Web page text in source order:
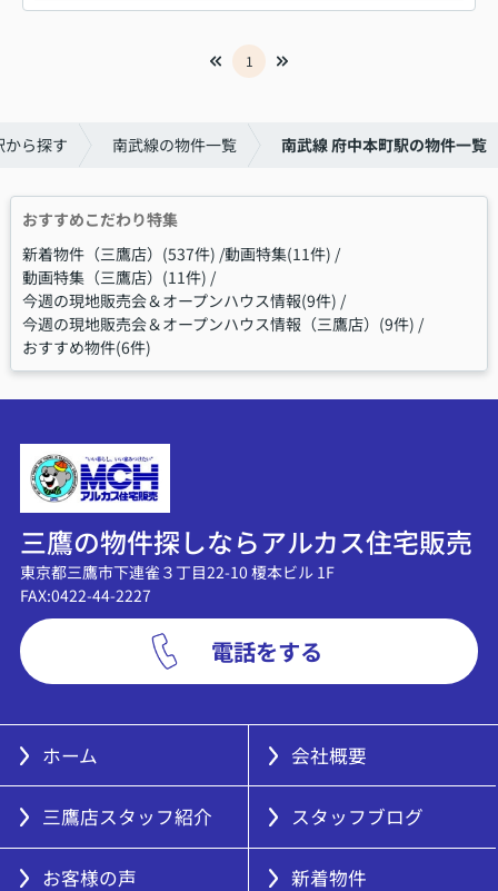
1
から探す 南武線の物件一覧 南武線 府中本町駅の物件一覧
おすすめこだわり特集
新着物件（三鷹店）(537件) 動画特集(11件)
動画特集（三鷹店）(11件)
今週の現地販売会＆オープンハウス情報(9件)
今週の現地販売会＆オープンハウス情報（三鷹店）(9件)
おすすめ物件(6件)
三鷹の物件探しならアルカス住宅販売
東京都三鷹市下連雀３丁目22-10 榎本ビル 1F
FAX:0422-44-2227
電話をする
ホーム 会社概要
三鷹店スタッフ紹介 スタッフブログ
お客様の声 新着物件